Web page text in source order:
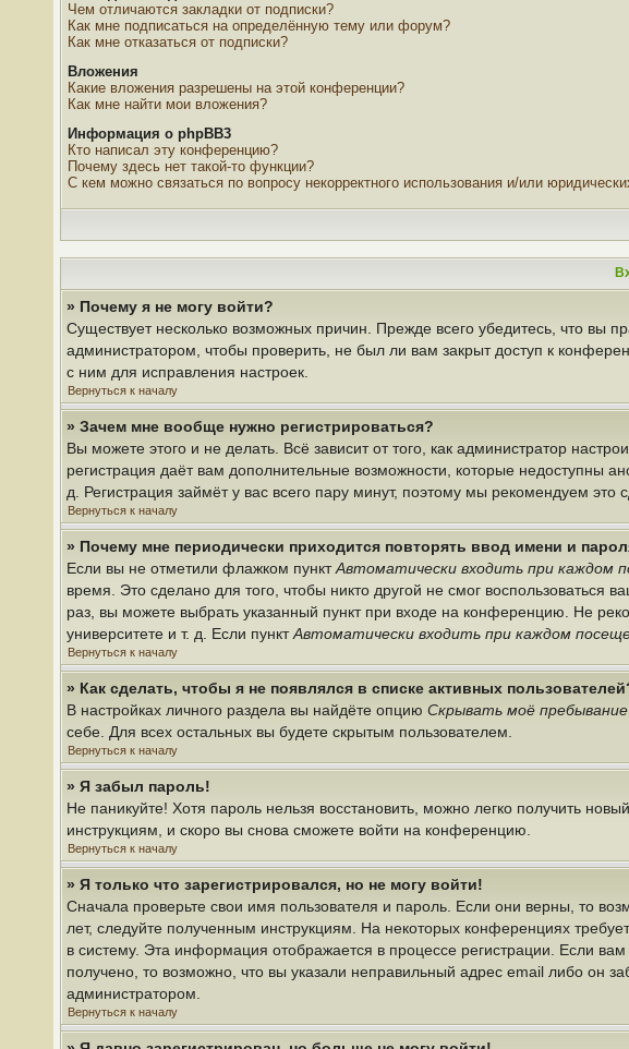
Чем отличаются закладки от подписки?
Как мне подписаться на определённую тему или форум?
Как мне отказаться от подписки?
Вложения
Какие вложения разрешены на этой конференции?
Как мне найти мои вложения?
Информация о phpBB3
Кто написал эту конференцию?
Почему здесь нет такой-то функции?
С кем можно связаться по вопросу некорректного использования и/или
» Почему я не могу войти?
Существует несколько возможных причин. Прежде всего убедитесь, что вы
администратором, чтобы проверить, не был ли вам закрыт доступ к
с ним для исправления настроек.
Вернуться к началу
» Зачем мне вообще нужно регистрироваться?
Вы можете этого и не делать. Всё зависит от того, как администратор
регистрация даёт вам дополнительные возможности, которые недоступны
д. Регистрация займёт у вас всего пару минут, поэтому мы рекомендуем это
Вернуться к началу
» Почему мне периодически приходится повторять ввод имени и
Если вы не отметили флажком пунктАвтоматически входить при каждом
время. Это сделано для того, чтобы никто другой не смог воспользоваться
раз, вы можете выбрать указанный пункт при входе на конференцию. Не
университете и т. д. Если пунктАвтоматически входить при каждом
Вернуться к началу
» Как сделать, чтобы я не появлялся в списке активных
В настройках личного раздела вы найдёте опцию Скрывать моё
себе. Для всех остальных вы будете скрытым пользователем.
Вернуться к началу
» Я забыл пароль!
Не паникуйте! Хотя пароль нельзя восстановить, можно легко получить
инструкциям, и скоро вы снова сможете войти на конференцию.
Вернуться к началу
» Я только что зарегистрировался, но не могу войти!
Сначала проверьте свои имя пользователя и пароль. Если они верны, то
лет, следуйте полученным инструкциям. На некоторых конференциях
в систему. Эта информация отображается в процессе регистрации. Если
получено, то возможно, что вы указали неправильный адрес email либо он
администратором.
Вернуться к началу